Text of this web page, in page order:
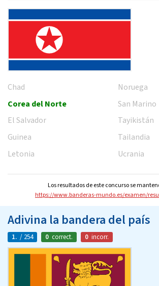
Chad
Corea del Norte
El Salvador
Guinea
Letonia
Noruega
San Marino
Tayikistán
Tailandia
Ucrania
Los resultados de este concurso se
https://www.banderas-mundo.es/examen/
Adivina la bandera del país
1. / 254 0 correct. 0 incorr.